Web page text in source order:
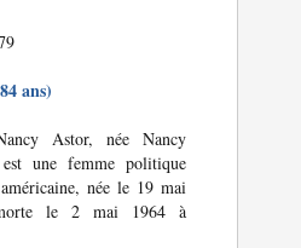
ans)
Astor, née Nancy
une femme politique
née le 19 mai
le 2 mai 1964 à